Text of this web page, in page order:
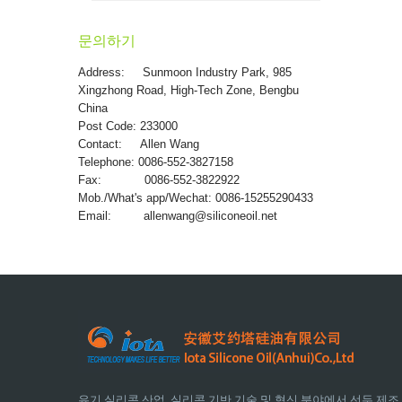
문의하기
Address: Sunmoon Industry Park, 985
Xingzhong Road, High-Tech Zone, Bengbu
China
Post Code: 233000
Contact: Allen Wang
Telephone: 0086-552-3827158
Fax: 0086-552-3822922
Mob./What's app/Wechat: 0086-15255290433
Email: allenwang@siliconeoil.net